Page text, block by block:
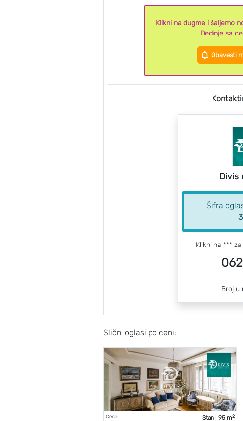
Klikni na dugme i šaljemo
Dedinje sa
Obavesti
Divis
Šifra
Klikni na ***
Broj u
Slični oglasi po ceni:
Cena: Stan| 95 m2